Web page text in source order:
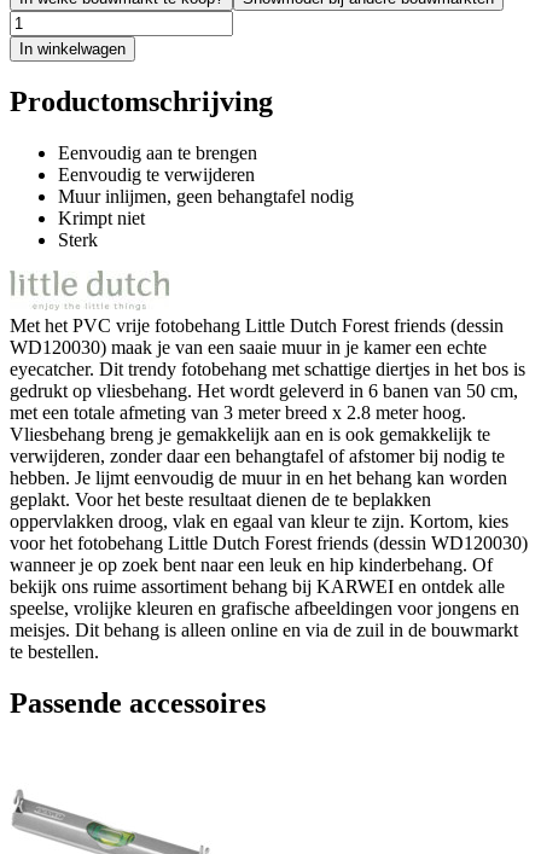
In winkelwagen
Productomschrijving
Eenvoudig aan te brengen
Eenvoudig te verwijderen
Muur inlijmen, geen behangtafel nodig
Krimpt niet
Sterk
Met het PVC vrije fotobehang Little Dutch Forest friends (dessin
WD120030) maak je van een saaie muur in je kamer een echte
eyecatcher. Dit trendy fotobehang met schattige diertjes in het bos is
gedrukt op vliesbehang. Het wordt geleverd in 6 banen van 50 cm,
met een totale afmeting van 3 meter breed x 2.8 meter hoog.
Vliesbehang breng je gemakkelijk aan en is ook gemakkelijk te
verwijderen, zonder daar een behangtafel of afstomer bij nodig te
hebben. Je lijmt eenvoudig de muur in en het behang kan worden
geplakt. Voor het beste resultaat dienen de te beplakken
oppervlakken droog, vlak en egaal van kleur te zijn. Kortom, kies
voor het fotobehang Little Dutch Forest friends (dessin WD120030)
wanneer je op zoek bent naar een leuk en hip kinderbehang. Of
bekijk ons ruime assortiment behang bij KARWEI en ontdek alle
speelse, vrolijke kleuren en grafische afbeeldingen voor jongens en
meisjes. Dit behang is alleen online en via de zuil in de bouwmarkt
te bestellen.
Passende accessoires